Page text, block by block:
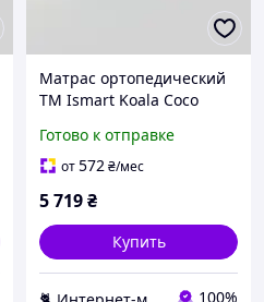
Матрас ортопедический
ТМ Ismart Koala Coco
(ISM-051087)
Готово к отправке
от572₴/мес
5 719₴
Купить
100%